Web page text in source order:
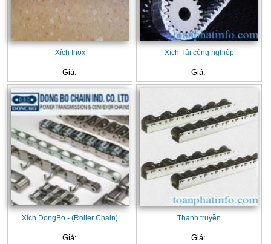
Xích Inox
Giá:
Xích Tải công nghiệp
Giá:
Xích DongBo - (Roller Chain)
Giá:
Thanh truyền
Giá: